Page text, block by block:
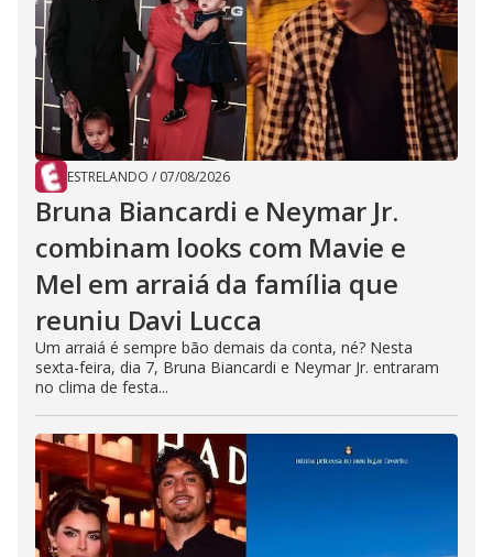
ESTRELANDO / 07/08/2026
Bruna Biancardi e Neymar Jr.
combinam looks com Mavie e
Mel em arraiá da família que
reuniu Davi Lucca
Um arraiá é sempre bão demais da conta, né? Nesta
sexta-feira, dia 7, Bruna Biancardi e Neymar Jr. entraram
no clima de festa...